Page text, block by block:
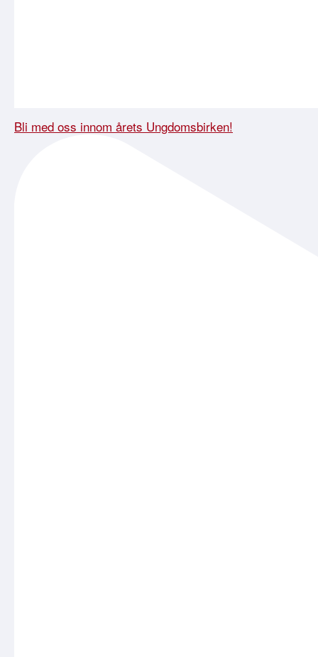
Bli med oss innom årets Ungdomsbirken!